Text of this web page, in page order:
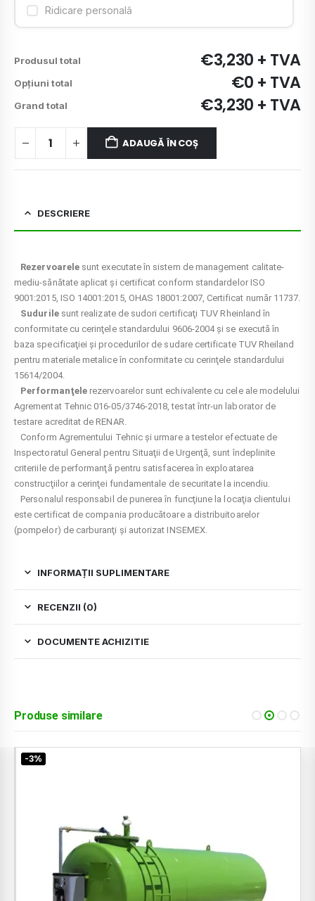
Ridicare personală
Produsul total €3,230 + TVA
Opțiuni total €0 + TVA
Grand total €3,230 + TVA
ADAUGĂ ÎN COȘ
DESCRIERE
Rezervoarele sunt executate în sistem de management calitate-
mediu-sănătate aplicat și certificat conform standardelor ISO
9001:2015, ISO 14001:2015, OHAS 18001:2007, Certificat număr 11737.
Sudurilesunt realizate de sudori certificaţi TUV Rheinland în
conformitate cu cerinţele standardului 9606-2004 și se execută în
baza specificaţiei și procedurilor de sudare certificate TUV Rheiland
pentru materiale metalice în conformitate cu cerinţele standardului
15614/2004.
Performanţele rezervoarelor sunt echivalente cu cele ale modelului
Agrementat Tehnic 016-05/3746-2018, testat într-un laborator de
testare acreditat de RENAR.
Conform Agrementului Tehnic și urmare a testelor efectuate de
Inspectoratul General pentru Situaţii de Urgenţă, sunt îndeplinite
criteriile de performanţă pentru satisfacerea în exploatarea
construcţiilor a cerinţei fundamentale de securitate la incendiu.
Personalul responsabil de punerea în funcţiune la locaţia clientului
este certificat de compania producătoare a distribuitoarelor
(pompelor) de carburanţi și autorizat INSEMEX.
INFORMAȚII SUPLIMENTARE
RECENZII (0)
DOCUMENTE ACHIZITIE
Produse similare
-3%